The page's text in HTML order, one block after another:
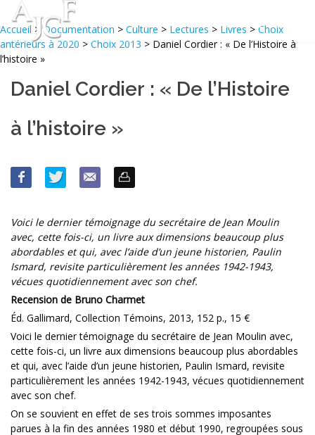
Accueil >Documentation > Culture > Lectures > Livres > Choix
antérieurs à 2020 > Choix 2013 > Daniel Cordier : « De l’Histoire à
l’histoire »
Daniel Cordier : « De l’Histoire
à l’histoire »
Voici le dernier témoignage du secrétaire de Jean Moulin
avec, cette fois-ci, un livre aux dimensions beaucoup plus
abordables et qui, avec l’aide d’un jeune historien, Paulin
Ismard, revisite particulièrement les années 1942-1943,
vécues quotidiennement avec son chef.
Recension de Bruno Charmet
Éd. Gallimard, Collection Témoins, 2013, 152 p., 15 €
Voici le dernier témoignage du secrétaire de Jean Moulin avec,
cette fois-ci, un livre aux dimensions beaucoup plus abordables
et qui, avec l’aide d’un jeune historien, Paulin Ismard, revisite
particulièrement les années 1942-1943, vécues quotidiennement
avec son chef.
On se souvient en effet de ses trois sommes imposantes
parues à la fin des années 1980 et début 1990, regroupées sous